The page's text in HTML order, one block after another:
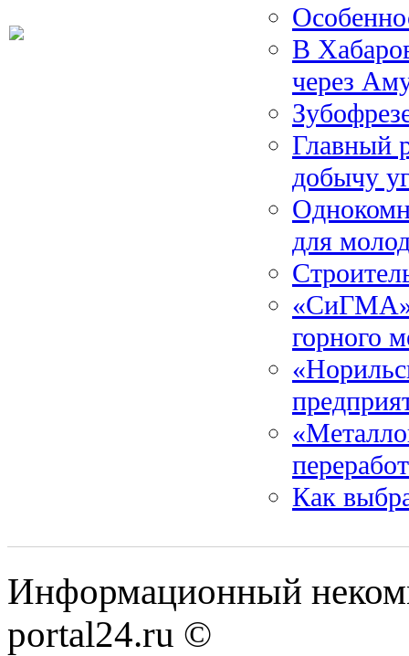
В
через
Главный
добычу
для
«СиГМА»
горного
Как
Информационный
portal24.ru ©